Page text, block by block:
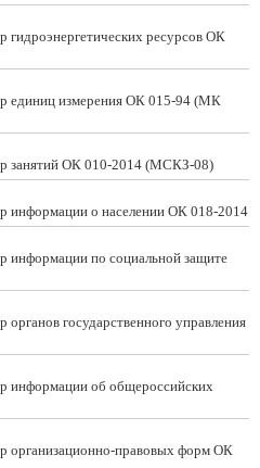
гидроэнергетических ресурсов ОК
единиц измерения ОК 015-94 (МК
занятий ОК 010-2014 (МСКЗ-08)
информации о населении ОК 018-2014
информации по социальной защите
государственного управления
информации об общероссийских
организационно-правовых форм ОК